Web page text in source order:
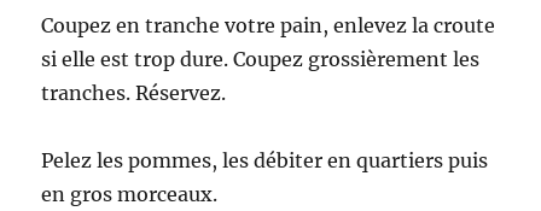
Coupez en tranche votre pain, enlevez la croute
si elle est trop dure. Coupez grossièrement les
tranches. Réservez.
Pelez les pommes, les débiter en quartiers puis
en gros morceaux.